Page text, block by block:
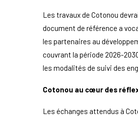
Les travaux de Cotonou
document de référence a
les partenaires au
couvrant la période 2026-
les modalités de suivi des
Cotonou au cœur des
Les échanges attendus à